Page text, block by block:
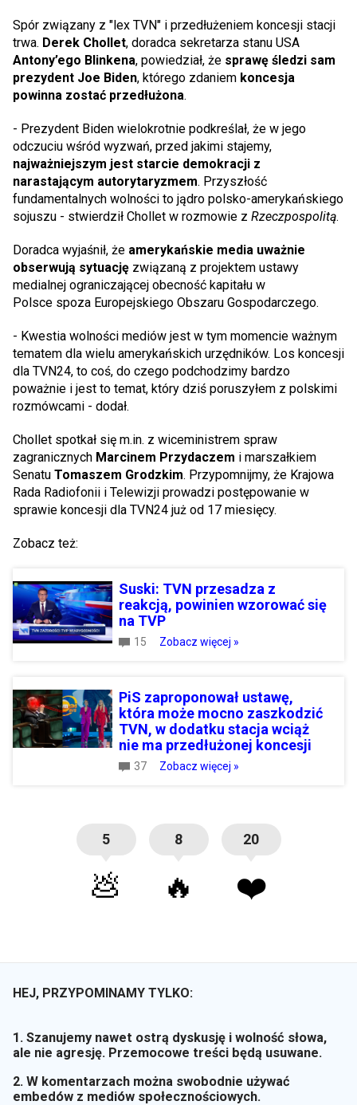
Spór związany z "lex TVN" i przedłużeniem koncesji stacji
trwa. Derek Chollet, doradca sekretarza stanu USA
Antony’ego Blinkena, powiedział, że sprawę śledzi sam
prezydent Joe Biden, którego zdaniem koncesja
powinna zostać przedłużona.
- Prezydent Biden wielokrotnie podkreślał, że w jego
odczuciu wśród wyzwań, przed jakimi stajemy,
najważniejszym jest starcie demokracji z
narastającym autorytaryzmem. Przyszłość
fundamentalnych wolności to jądro polsko-amerykańskiego
sojuszu - stwierdził Chollet w rozmowie z Rzeczpospolitą.
Doradca wyjaśnił, że amerykańskie media uważnie
obserwują sytuację związaną z projektem ustawy
medialnej ograniczającej obecność kapitału w
Polsce spoza Europejskiego Obszaru Gospodarczego.
- Kwestia wolności mediów jest w tym momencie ważnym
tematem dla wielu amerykańskich urzędników. Los koncesji
dla TVN24, to coś, do czego podchodzimy bardzo
poważnie i jest to temat, który dziś poruszyłem z polskimi
rozmówcami - dodał.
Chollet spotkał się m.in. z wiceministrem spraw
zagranicznych Marcinem Przydaczem i marszałkiem
Senatu Tomaszem Grodzkim. Przypomnijmy, że Krajowa
Rada Radiofonii i Telewizji prowadzi postępowanie w
sprawie koncesji dla TVN24 już od 17 miesięcy.
Zobacz też:
Suski: TVN przesadza z
reakcją, powinien wzorować się
na TVP
15 Zobacz więcej »
PiS zaproponował ustawę,
która może mocno zaszkodzić
TVN, w dodatku stacja wciąż
nie ma przedłużonej koncesji
37 Zobacz więcej »
5
💩
8
🔥
20
❤️
HEJ, PRZYPOMINAMY TYLKO:
1. Szanujemy nawet ostrą dyskusję i wolność słowa,
ale nie agresję. Przemocowe treści będą usuwane.
2. W komentarzach można swobodnie używać
embedów z mediów społecznościowych.